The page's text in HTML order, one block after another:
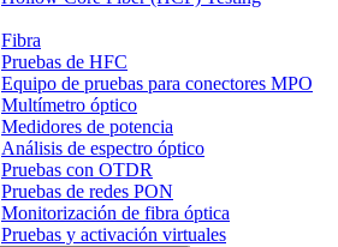
Fibra
Pruebas de HFC
Equipo de pruebas para conectores MPO
Multímetro óptico
Medidores de potencia
Análisis de espectro óptico
Pruebas con OTDR
Pruebas de redes PON
Monitorización de fibra óptica
Pruebas y activación virtuales